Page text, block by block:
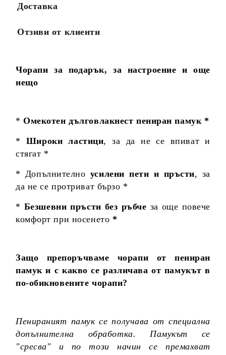
Доставка
Отзиви от клиенти
Чорапи за подарък, за настроение и още
нещо
*Омекотен дълговлакнест пениран памук *
* Широки ластици, за да не се впиват и
стягат *
* Допълнително усилени пети и пръсти, за
да не се протриват бързо *
* Безшевни пръсти без ръбче за още повече
комфорт при носенето *
Защо препоръчваме чорапи от пениран
памук и с какво се различава от памукът в
по-обикновените чорапи?
Пенираният памук се получава от специална
допълнителна обработка. Памукът се
"сресва" и по този начин се премахват